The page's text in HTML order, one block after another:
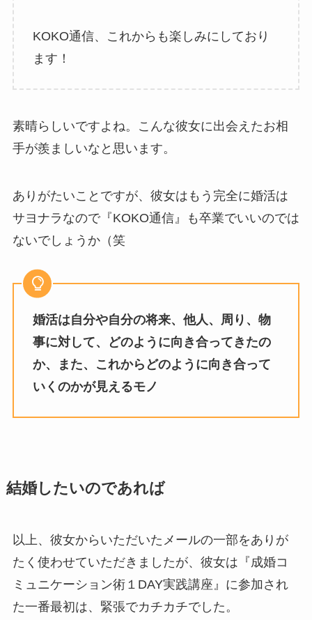
KOKO通信、これからも楽しみにしており
ます！
素晴らしいですよね。こんな彼女に出会えたお相
手が羨ましいなと思います。
ありがたいことですが、彼女はもう完全に婚活は
サヨナラなので『KOKO通信』も卒業でいいのでは
ないでしょうか（笑
婚活は自分や自分の将来、他人、周り、物
事に対して、どのように向き合ってきたの
か、また、これからどのように向き合って
いくのかが見えるモノ
結婚したいのであれば
以上、彼女からいただいたメールの一部をありが
たく使わせていただきましたが、彼女は『成婚コ
ミュニケーション術１DAY実践講座』に参加され
た一番最初は、緊張でカチカチでした。